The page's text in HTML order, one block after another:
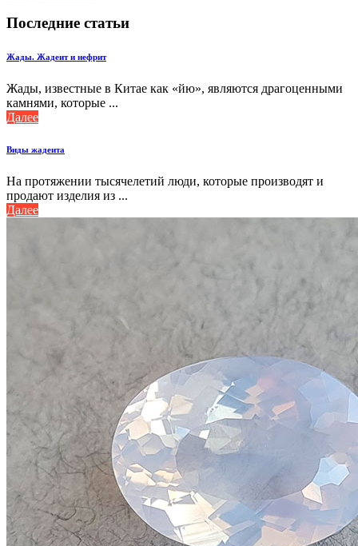
Последние статьи
Жады. Жадеит и нефрит
Жады, известные в Китае как «йю», являются драгоценными
камнями, которые ...
Далее
Виды жадеита
На протяжении тысячелетий люди, которые производят и
продают изделия из ...
Далее